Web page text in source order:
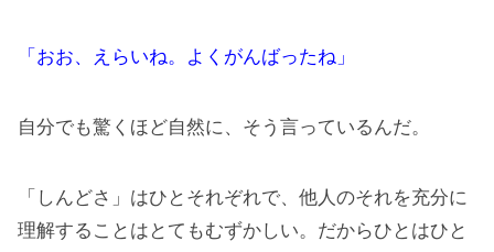
「おお、えらいね。よくがんばったね」
自分でも驚くほど自然に、そう言っているんだ。
「しんどさ」はひとそれぞれで、他人のそれを充分に
理解することはとてもむずかしい。だからひとはひと